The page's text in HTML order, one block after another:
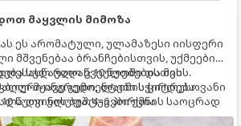
მაყვლის მიმოზა
ეს არომატული, ულამაზესი იისფერი
მშვენებაა ბრანჩებისთვის, უქმეების
წვეულებებისთვის.
მჟავე გემო, ლაიმის ციტრუსოვანი
ღვინის ბუშტუკები ქმნის საოცრად
კოქტეილს.
სულ რაღაც 10 წუთში და მის
ინგრედიენტები სჭირდება.
წუთი ულუფა: 4–6 პორცია